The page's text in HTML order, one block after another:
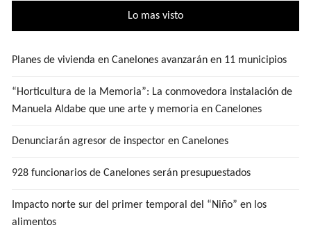
Lo mas visto
Planes de vivienda en Canelones avanzarán en 11 municipios
“Horticultura de la Memoria”: La conmovedora instalación de
Manuela Aldabe que une arte y memoria en Canelones
Denunciarán agresor de inspector en Canelones
928 funcionarios de Canelones serán presupuestados
Impacto norte sur del primer temporal del “Niño” en los
alimentos